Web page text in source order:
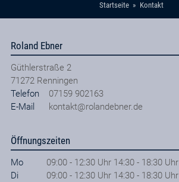
Startseite Kontakt
Roland Ebner
Güthlerstraße 2
71272 Renningen
Telefon
07159 902163
E-Mail
kontakt@rolandebner.de
Öffnungszeiten
Mo
09:00 - 12:30 Uhr 14:30 - 18:30 Uhr
Di
09:00 - 12:30 Uhr 14:30 - 18:30 Uhr